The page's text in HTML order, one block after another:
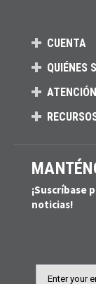
CUENTA
QUIÉNES
¡Suscríbase
noticias!